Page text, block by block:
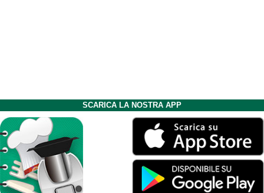
SCARICA LA NOSTRA APP